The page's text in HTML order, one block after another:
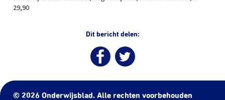
29,90
Dit bericht delen:
© 2026 Onderwijsblad. Alle rechten voorbehouden